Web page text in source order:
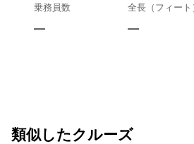
乗務員数
—
全長（フィート
—
類似したクルーズ